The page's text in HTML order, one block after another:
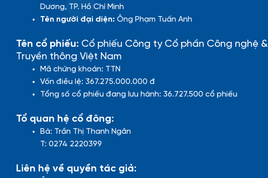
Dương, TP. Hồ Chí Minh
Tên người đại diện: Ông Phạm Tuấn Anh
Tên cổ phiếu: Cổ phiếu Công ty Cổ phần Công nghệ &
Truyền thông Việt Nam
Mã chứng khoán: TTN
Vốn điều lệ: 367.275.000.000 đ
Tổng số cổ phiếu đang lưu hành: 36.727.500 cổ phiếu
Tổ quan hệ cổ đông:
Bà: Trần Thị Thanh Ngân
T: 0274 2220399
Liên hệ về quyền tác giả: